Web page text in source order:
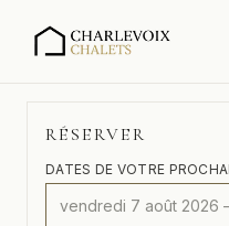
195 RUE MARIE ROSE,
RÉSERVER
DATES DE VOTRE
vendredi 7 août 2026